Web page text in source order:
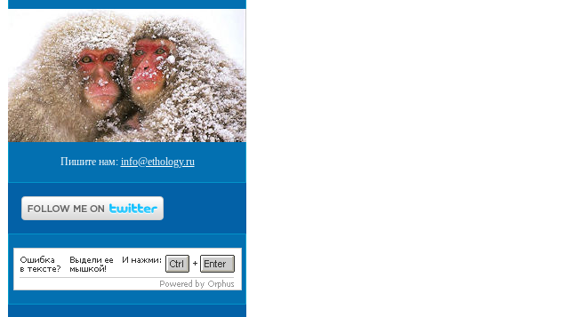
Пишите нам: info@ethology.ru